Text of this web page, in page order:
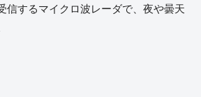
信するマイクロ波レーダで、夜や曇天